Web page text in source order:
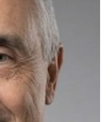
yuva kurduk. Her şey için
36 Yaş